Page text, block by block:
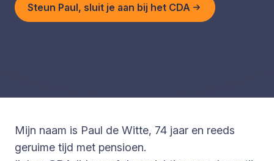
Steun Paul, sluit je aan bij het CDA
Mijn naam is Paul de Witte, 74 jaar en reeds
geruime tijd met pensioen.